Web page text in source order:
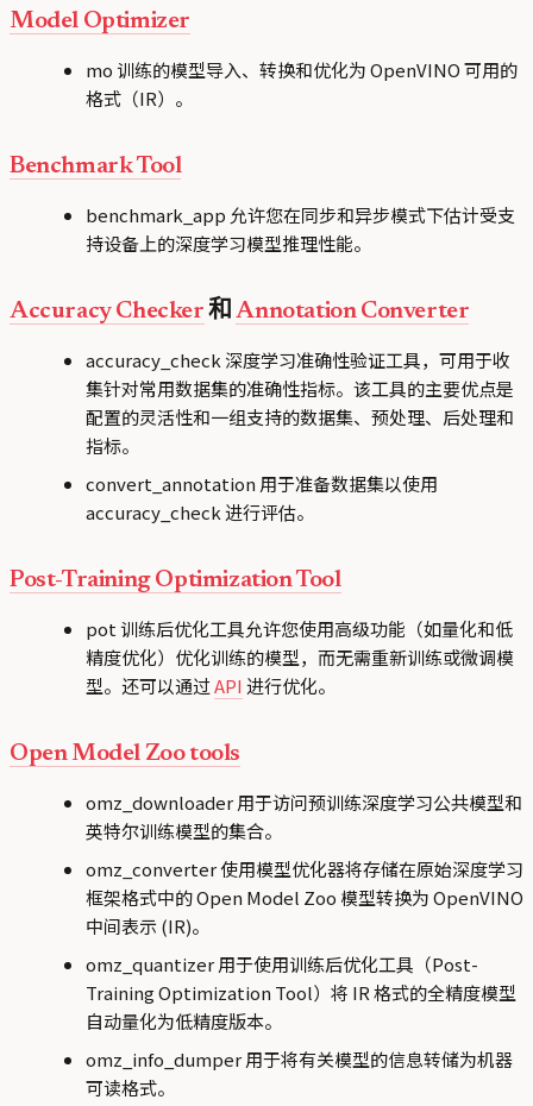
Model Optimizer
mo 训练的模型导入、转换和优化为 OpenVINO 可用的
格式（IR）。
Benchmark Tool
benchmark_app 允许您在同步和异步模式下估计受支
持设备上的深度学习模型推理性能。
Accuracy Checker 和Annotation Converter
accuracy_check 深度学习准确性验证工具，可用于收
集针对常用数据集的准确性指标。该工具的主要优点是
配置的灵活性和一组支持的数据集、预处理、后处理和
指标。
convert_annotation 用于准备数据集以使用
accuracy_check 进行评估。
Post-Training Optimization Tool
pot 训练后优化工具允许您使用高级功能（如量化和低
精度优化）优化训练的模型，而无需重新训练或微调模
型。还可以通过API 进行优化。
Open Model Zoo tools
omz_downloader 用于访问预训练深度学习公共模型和
英特尔训练模型的集合。
omz_converter 使用模型优化器将存储在原始深度学习
框架格式中的 Open Model Zoo 模型转换为 OpenVINO
中间表示 (IR)。
omz_quantizer 用于使用训练后优化工具（Post-
Training Optimization Tool）将 IR 格式的全精度模型
自动量化为低精度版本。
omz_info_dumper 用于将有关模型的信息转储为机器
可读格式。